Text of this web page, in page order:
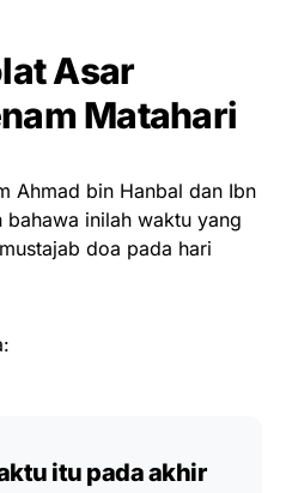
Asar
Matahari
Ahmad bin Hanbal dan Ibn
inilah waktu yang
doa pada hari
itu pada akhir